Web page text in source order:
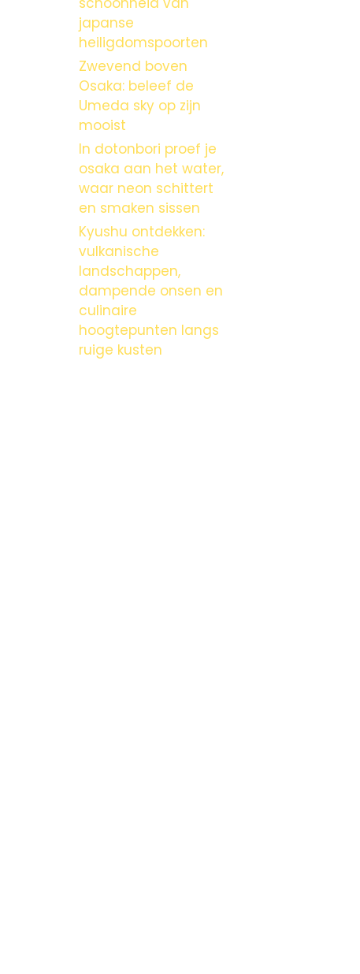
japanse
heiligdomspoorten
Zwevend boven
Osaka: beleef de
Umeda sky op zijn
mooist
In dotonbori proef je
osaka aan het water,
waar neon schittert
en smaken sissen
Kyushu ontdekken:
vulkanische
landschappen,
dampende onsen en
culinaire
hoogtepunten langs
ruige kusten